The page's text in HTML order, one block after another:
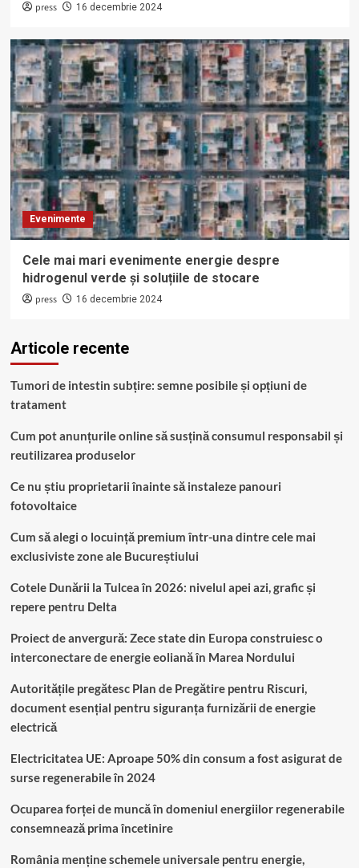
press 16 decembrie 2024
Evenimente
Cele mai mari evenimente energie despre
hidrogenul verde și soluțiile de stocare
press 16 decembrie 2024
Articole recente
Tumori de intestin subțire: semne posibile și opțiuni de
tratament
Cum pot anunțurile online să susțină consumul responsabil și
reutilizarea produselor
Ce nu știu proprietarii înainte să instaleze panouri
fotovoltaice
Cum să alegi o locuință premium într-una dintre cele mai
exclusiviste zone ale Bucureștiului
Cotele Dunării la Tulcea în 2026: nivelul apei azi, grafic și
repere pentru Delta
Proiect de anvergură: Zece state din Europa construiesc o
interconectare de energie eoliană în Marea Nordului
Autoritățile pregătesc Plan de Pregătire pentru Riscuri,
document esențial pentru siguranța furnizării de energie
electrică
Electricitatea UE: Aproape 50% din consum a fost asigurat de
surse regenerabile în 2024
Ocuparea forței de muncă în domeniul energiilor regenerabile
consemnează prima încetinire
România menține schemele universale pentru energie,